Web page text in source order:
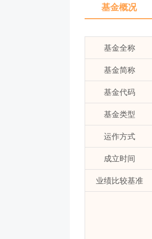
基金概况
基金全称
基金简称
基金代码
基金类型
运作方式
成立时间
业绩比较基准